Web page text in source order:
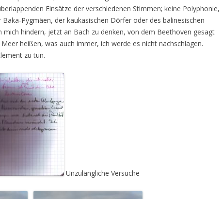
Einsätze der verschiedenen Stimmen; keine Polyphonie,
Pygmäen, der kaukasischen Dörfer oder des balinesischen
mich hindern, jetzt an Bach zu denken, von dem Beethoven gesagt
heißen, was auch immer, ich werde es nicht nachschlagen.
zu tun.
Unzulängliche Versuche